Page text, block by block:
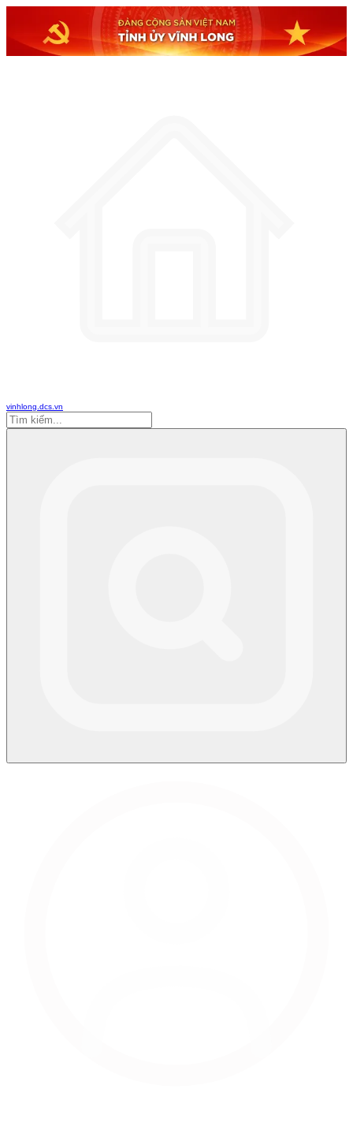
vinhlong.dcs.vn